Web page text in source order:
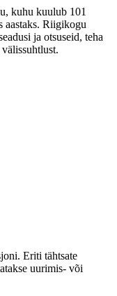
kuhu kuulub 101
aastaks. Riigikogu
ja otsuseid, teha
Eriti tähtsate
uurimis- või